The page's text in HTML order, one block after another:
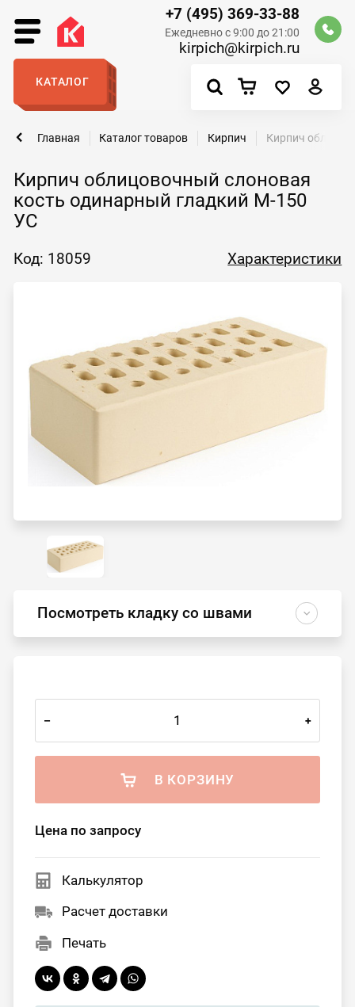
+7 (495) 369-33-88
Ежедневно с 9:00 до 21:00
kirpich@kirpich.ru
КАТАЛОГ
Кирпич облицовочный слоновая
кость одинарный гладкий М-150
УС
Главная Каталог товаров Кирпич Кирпич
Код: 18059 Характеристики
Посмотреть кладку со швами
– +
В КОРЗИНУ
Цена по запросу
Калькулятор
Расчет доставки
Печать